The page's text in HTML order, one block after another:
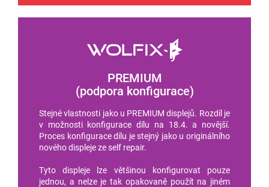
PREMIUM
(podpora konfigurace)
Stejné vlastnosti jako u PREMIUM displejů. Rozdíl je
v možnosti konfigurace dílu na 18.4. a novější.
Proces konfigurace dílu je stejný jako u originálního
nového displeje ze self repair.
Tyto displeje lze většinou konfigurovat pouze
jednou, a nelze je tak opakovaně použít na jiném